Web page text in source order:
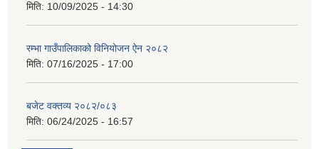
मिति: 10/09/2025 - 14:30
रम्भा गाउँपालिकाको विनियोजन ऐन २०८२
मिति: 07/16/2025 - 17:00
बजेट वक्तव्य २०८२/०८३
मिति: 06/24/2025 - 16:57